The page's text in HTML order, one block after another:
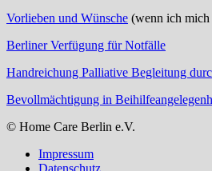
Vorlieben und Wünsche (wenn ich mich
Berliner Verfügung für Notfälle
Handreichung Palliative Begleitung
Bevollmächtigung in
© Home Care Berlin e.V.
Impressum
Datenschutz